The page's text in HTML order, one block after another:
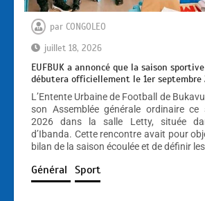
par CONGOLEO
juillet 18, 2026
EUFBUK a annoncé que la saison
débutera officiellement le 1er septembre
L’Entente Urbaine de Football de
son Assemblée générale ordinaire
2026 dans la salle Letty, située
d’Ibanda. Cette rencontre avait pour
bilan de la saison écoulée et de définir
Général Sport